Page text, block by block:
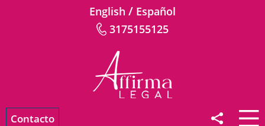
English / Español
3175155125
Contacto